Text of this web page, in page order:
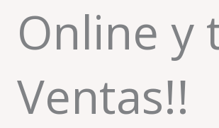
Online y
Ventas!!